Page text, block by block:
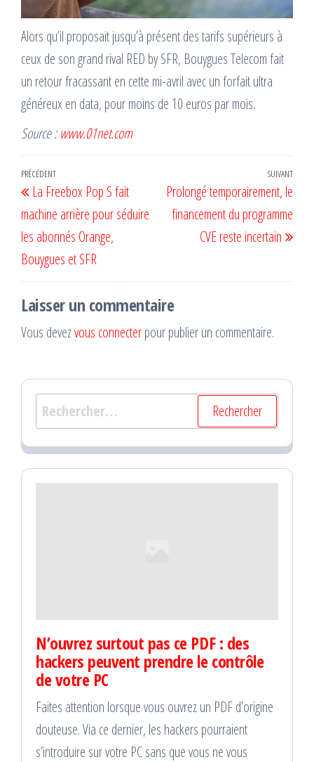
Alors qu’il proposait jusqu’à présent des tarifs supérieurs à
ceux de son grand rival RED by SFR, Bouygues Telecom fait
un retour fracassant en cette mi-avril avec un forfait ultra
généreux en data, pour moins de 10 euros par mois.
Source :www.01net.com
Navigation
de
l’article
Article
précédent
PRÉCÉDENT
La Freebox Pop S fait
machine arrière pour séduire
les abonnés Orange,
Bouygues et SFR
SUIVANT
Prolongé temporairement, le
financement du programme
CVE reste incertain
Laisser un commentaire
Vous devezvous connecterpour publier un commentaire.
Rechercher :
N’ouvrez surtout pas ce PDF : des
hackers peuvent prendre le contrôle
de votre PC
Faites attention lorsque vous ouvrez un PDF d’origine
douteuse. Via ce dernier, les hackers pourraient
s’introduire sur votre PC sans que vous ne vous